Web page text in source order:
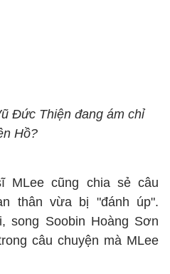
Đức Thiện đang ám chỉ
Hồ?
MLee cũng chia sẻ câu
thân vừa bị "đánh úp".
song Soobin Hoàng Sơn
câu chuyện mà MLee